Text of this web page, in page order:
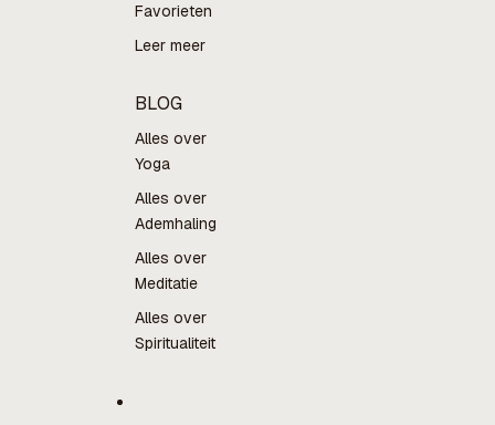
Favorieten
Leer meer
BLOG
Alles over
Yoga
Alles over
Ademhaling
Alles over
Meditatie
Alles over
Spiritualiteit